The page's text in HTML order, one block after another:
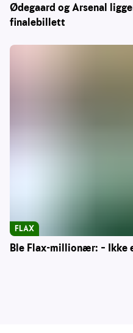
Ødegaard og Arsenal
finalebillett
Ble Flax-millionær: – Ikke
FLAX